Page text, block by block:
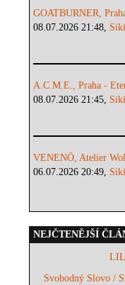
GOATBURNER,
08.07.2026 21:48, Siki
A.C.M.E., Praha -
08.07.2026 21:45, Siki
VENENÖ, Atelier
06.07.2026 20:49, Siki
NEJČTENĚJŠÍ
Svobodný Slovo /